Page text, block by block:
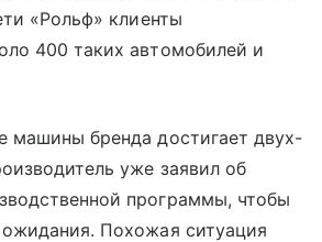
«Рольф» клиенты
400 таких автомобилей и
машины бренда достигает двух-
уже заявил об
программы, чтобы
Похожая ситуация